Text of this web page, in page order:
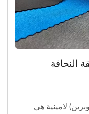
النحافة
لامينية هي